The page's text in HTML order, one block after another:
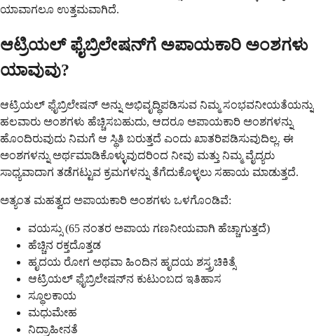
ಯಾವಾಗಲೂ ಉತ್ತಮವಾಗಿದೆ.
ಆಟ್ರಿಯಲ್ ಫೈಬ್ರಿಲೇಷನ್‌ಗೆ ಅಪಾಯಕಾರಿ ಅಂಶಗಳು
ಯಾವುವು?
ಆಟ್ರಿಯಲ್ ಫೈಬ್ರಿಲೇಷನ್ ಅನ್ನು ಅಭಿವೃದ್ಧಿಪಡಿಸುವ ನಿಮ್ಮ ಸಂಭವನೀಯತೆಯನ್ನು
ಹಲವಾರು ಅಂಶಗಳು ಹೆಚ್ಚಿಸಬಹುದು, ಆದರೂ ಅಪಾಯಕಾರಿ ಅಂಶಗಳನ್ನು
ಹೊಂದಿರುವುದು ನಿಮಗೆ ಆ ಸ್ಥಿತಿ ಬರುತ್ತದೆ ಎಂದು ಖಾತರಿಪಡಿಸುವುದಿಲ್ಲ. ಈ
ಅಂಶಗಳನ್ನು ಅರ್ಥಮಾಡಿಕೊಳ್ಳುವುದರಿಂದ ನೀವು ಮತ್ತು ನಿಮ್ಮ ವೈದ್ಯರು
ಸಾಧ್ಯವಾದಾಗ ತಡೆಗಟ್ಟುವ ಕ್ರಮಗಳನ್ನು ತೆಗೆದುಕೊಳ್ಳಲು ಸಹಾಯ ಮಾಡುತ್ತದೆ.
ಅತ್ಯಂತ ಮಹತ್ವದ ಅಪಾಯಕಾರಿ ಅಂಶಗಳು ಒಳಗೊಂಡಿವೆ:
ವಯಸ್ಸು (65 ನಂತರ ಅಪಾಯ ಗಣನೀಯವಾಗಿ ಹೆಚ್ಚಾಗುತ್ತದೆ)
ಹೆಚ್ಚಿನ ರಕ್ತದೊತ್ತಡ
ಹೃದಯ ರೋಗ ಅಥವಾ ಹಿಂದಿನ ಹೃದಯ ಶಸ್ತ್ರಚಿಕಿತ್ಸೆ
ಆಟ್ರಿಯಲ್ ಫೈಬ್ರಿಲೇಷನ್‌ನ ಕುಟುಂಬದ ಇತಿಹಾಸ
ಸ್ಥೂಲಕಾಯ
ಮಧುಮೇಹ
ನಿದ್ರಾಹೀನತೆ